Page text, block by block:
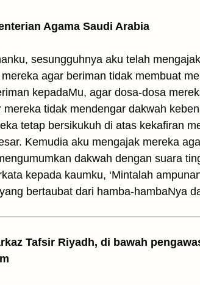
Agama Saudi Arabia
sesungguhnya aku telah
agar beriman tidak membuat
kepadaMu, agar dosa-dosa
tidak mendengar dakwah
tetap bersikukuh di atas kekafiran
Kemudia aku mengajak mereka
dakwah dengan suara
kepada kaumku, ‘Mintalah
bertaubat dari hamba-hambaNya
Tafsir Riyadh, di bawah